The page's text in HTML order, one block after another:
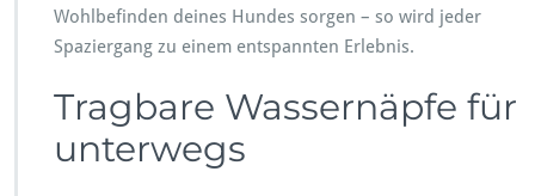
Wohlbefinden deines Hundes sorgen – so wird jeder
Spaziergang zu einem entspannten Erlebnis.
Tragbare Wassernäpfe für
unterwegs